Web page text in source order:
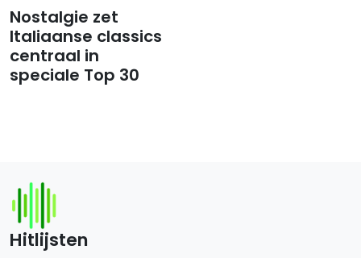
Nostalgie zet
Italiaanse classics
centraal in
speciale Top 30
Hitlijsten